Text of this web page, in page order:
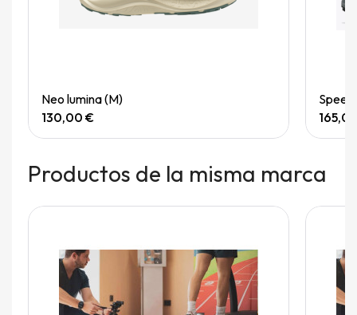
Neo lumina (M)
130,00 €
Productos de la misma marca